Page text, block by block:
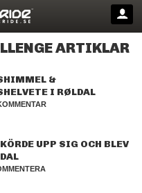
ARTIKLAR
&
I RØLDAL
UPP SIG OCH BLEV